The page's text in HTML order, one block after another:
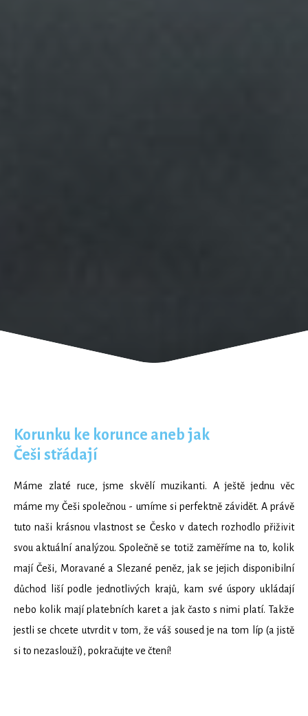
Korunku ke korunce aneb jak
Češi střádají
Máme zlaté ruce, jsme skvělí muzikanti. A ještě jednu věc
máme my Češi společnou - umíme si perfektně závidět. A právě
tuto naši krásnou vlastnost se Česko v datech rozhodlo přiživit
svou aktuální analýzou. Společně se totiž zaměříme na to, kolik
mají Češi, Moravané a Slezané peněz, jak se jejich disponibilní
důchod liší podle jednotlivých krajů, kam své úspory ukládají
nebo kolik mají platebních karet a jak často s nimi platí. Takže
jestli se chcete utvrdit v tom, že váš soused je na tom líp (a jistě
si to nezaslouží), pokračujte ve čtení!